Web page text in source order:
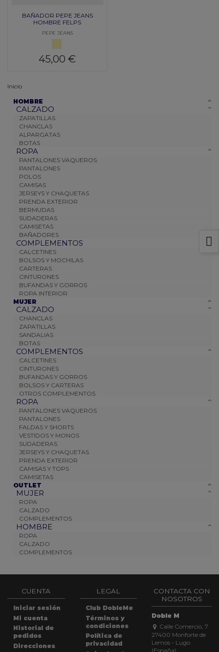
BAÑADOR PEPE JEANS
HOMBRE FELPS
PEPE JEANS
45,00 €
Inicio
HOMBRE
CALZADO
ZAPATILLAS
CHANCLAS
ALPARGATAS
BOTAS
ROPA
PANTALONES VAQUEROS
PANTALONES
POLOS
CAMISAS
JERSEYS Y CHAQUETAS
PRENDA EXTERIOR
BERMUDAS
SUDADERAS
CAMISETAS
BAÑADORES
COMPLEMENTOS
CALCETINES
BOLSOS Y MOCHILAS
CARTERAS
CINTURONES
BUFANDAS Y GORROS
ROPA INTERIOR
MUJER
CALZADO
CHANCLAS
ZAPATILLAS
SANDALIAS
BOTAS
COMPLEMENTOS
CALCETINES
CINTURONES
BUFANDAS Y GORROS
BOLSOS Y CARTERAS
OTROS COMPLEMENTOS
ROPA
PANTALONES VAQUEROS
PANTALONES
FALDAS Y SHORTS
VESTIDOS Y MONOS
SUDADERAS
JERSEYS Y CHAQUETAS
PRENDA EXTERIOR
CAMISAS Y TOPS
CAMISETAS
OUTLET
MUJER
ROPA
CALZADO
COMPLEMENTOS
HOMBRE
ROPA
CALZADO
COMPLEMENTOS
CUENTA
Iniciar sesión
Mi cuenta
Historial de
pedidos
Direcciones
LEGAL
Club DobleMe
Términos y
condiciones
Política de
privacidad
CONTACTA CON
NOSOTROS
Doble M
Calle Comercio, 7
27400 Monforte de
Lemos - Lugo
(España)